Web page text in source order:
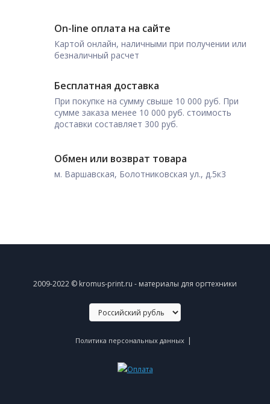
On-line оплата на сайте
Картой онлайн, наличными при получении или
безналичный расчет
Бесплатная доставка
При покупке на сумму свыше 10 000 руб. При
сумме заказа менее 10 000 руб. стоимость
доставки составляет 300 руб.
Обмен или возврат товара
м. Варшавская, Болотниковская ул., д.5к3
2009-2022 © kromus-print.ru - материалы для оргтехники
Политика персональных данных |